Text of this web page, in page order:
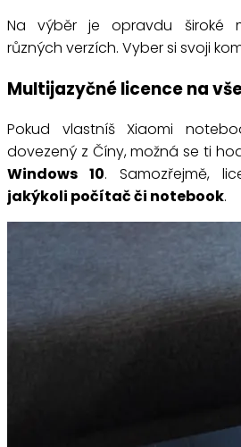
Na výběr je opravdu široké
různých verzích. Vyber si svoji
Multijazyčné licence na
Pokud vlastníš Xiaomi
dovezený z Číny, možná se ti
Windows 10. Samozřejmě,
jakýkoli počítač či notebook.